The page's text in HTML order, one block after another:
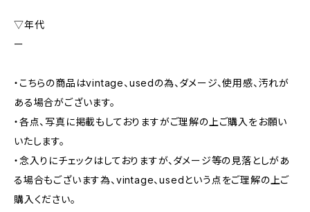
▽年代
ー
・こちらの商品はvintage、usedの為、ダメージ、使用感、汚れが
ある場合がございます。
・各点、写真に掲載もしておりますがご理解の上ご購入をお願い
いたします。
・念入りにチェックはしておりますが、ダメージ等の見落としがあ
る場合もございます為、vintage、usedという点をご理解の上ご
購入ください。